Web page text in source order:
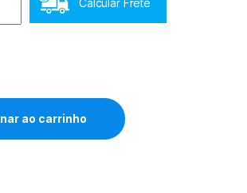
25 litros quantidade
ao carrinho